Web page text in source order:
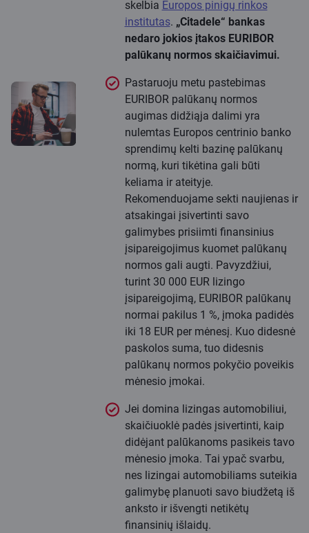
skelbia Europos pinigų rinkos
institutas. „Citadele“ bankas
nedaro jokios įtakos EURIBOR
palūkanų normos skaičiavimui.
Pastaruoju metu pastebimas
EURIBOR palūkanų normos
augimas didžiąja dalimi yra
nulemtas Europos centrinio banko
sprendimų kelti bazinę palūkanų
normą, kuri tikėtina gali būti
keliama ir ateityje.
Rekomenduojame sekti naujienas ir
atsakingai įsivertinti savo
galimybes prisiimti finansinius
įsipareigojimus kuomet palūkanų
normos gali augti. Pavyzdžiui,
turint 30 000 EUR lizingo
įsipareigojimą, EURIBOR palūkanų
normai pakilus 1 %, įmoka padidės
iki 18 EUR per mėnesį. Kuo didesnė
paskolos suma, tuo didesnis
palūkanų normos pokyčio poveikis
mėnesio įmokai.
Jei domina lizingas automobiliui,
skaičiuoklė padės įsivertinti, kaip
didėjant palūkanoms pasikeis tavo
mėnesio įmoka. Tai ypač svarbu,
nes lizingai automobiliams suteikia
galimybę planuoti savo biudžetą iš
anksto ir išvengti netikėtų
finansinių išlaidų.